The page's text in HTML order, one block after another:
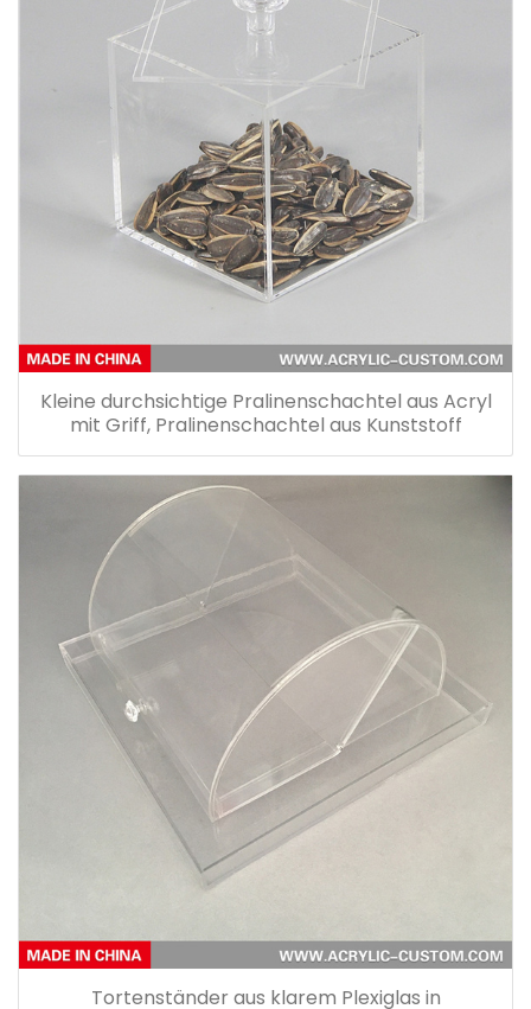
Kleine durchsichtige Pralinenschachtel aus Acryl
mit Griff, Pralinenschachtel aus Kunststoff
Tortenständer aus klarem Plexiglas in